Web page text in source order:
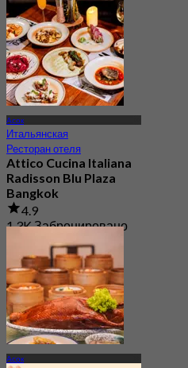
Асок
Итальянская
Ресторан отеля
Attico Cucina Italiana
Radisson Blu Plaza
Bangkok
4.9
1.3K Забронировано
฿ 499
Асок